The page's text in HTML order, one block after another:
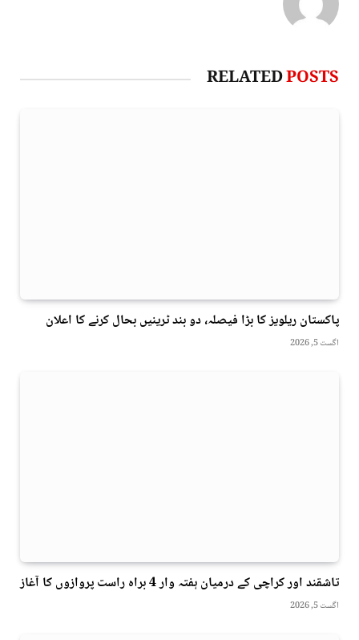
RELATEDPOSTS
پاکستان ریلویز کا بڑا فیصلہ، دو بند ٹرینیں بحال کرنے کا اعلان
اگست 5, 2026
تاشقند اور کراچی کے درمیان ہفتہ وار 4 براہ راست پروازوں کا آغاز
اگست 5, 2026